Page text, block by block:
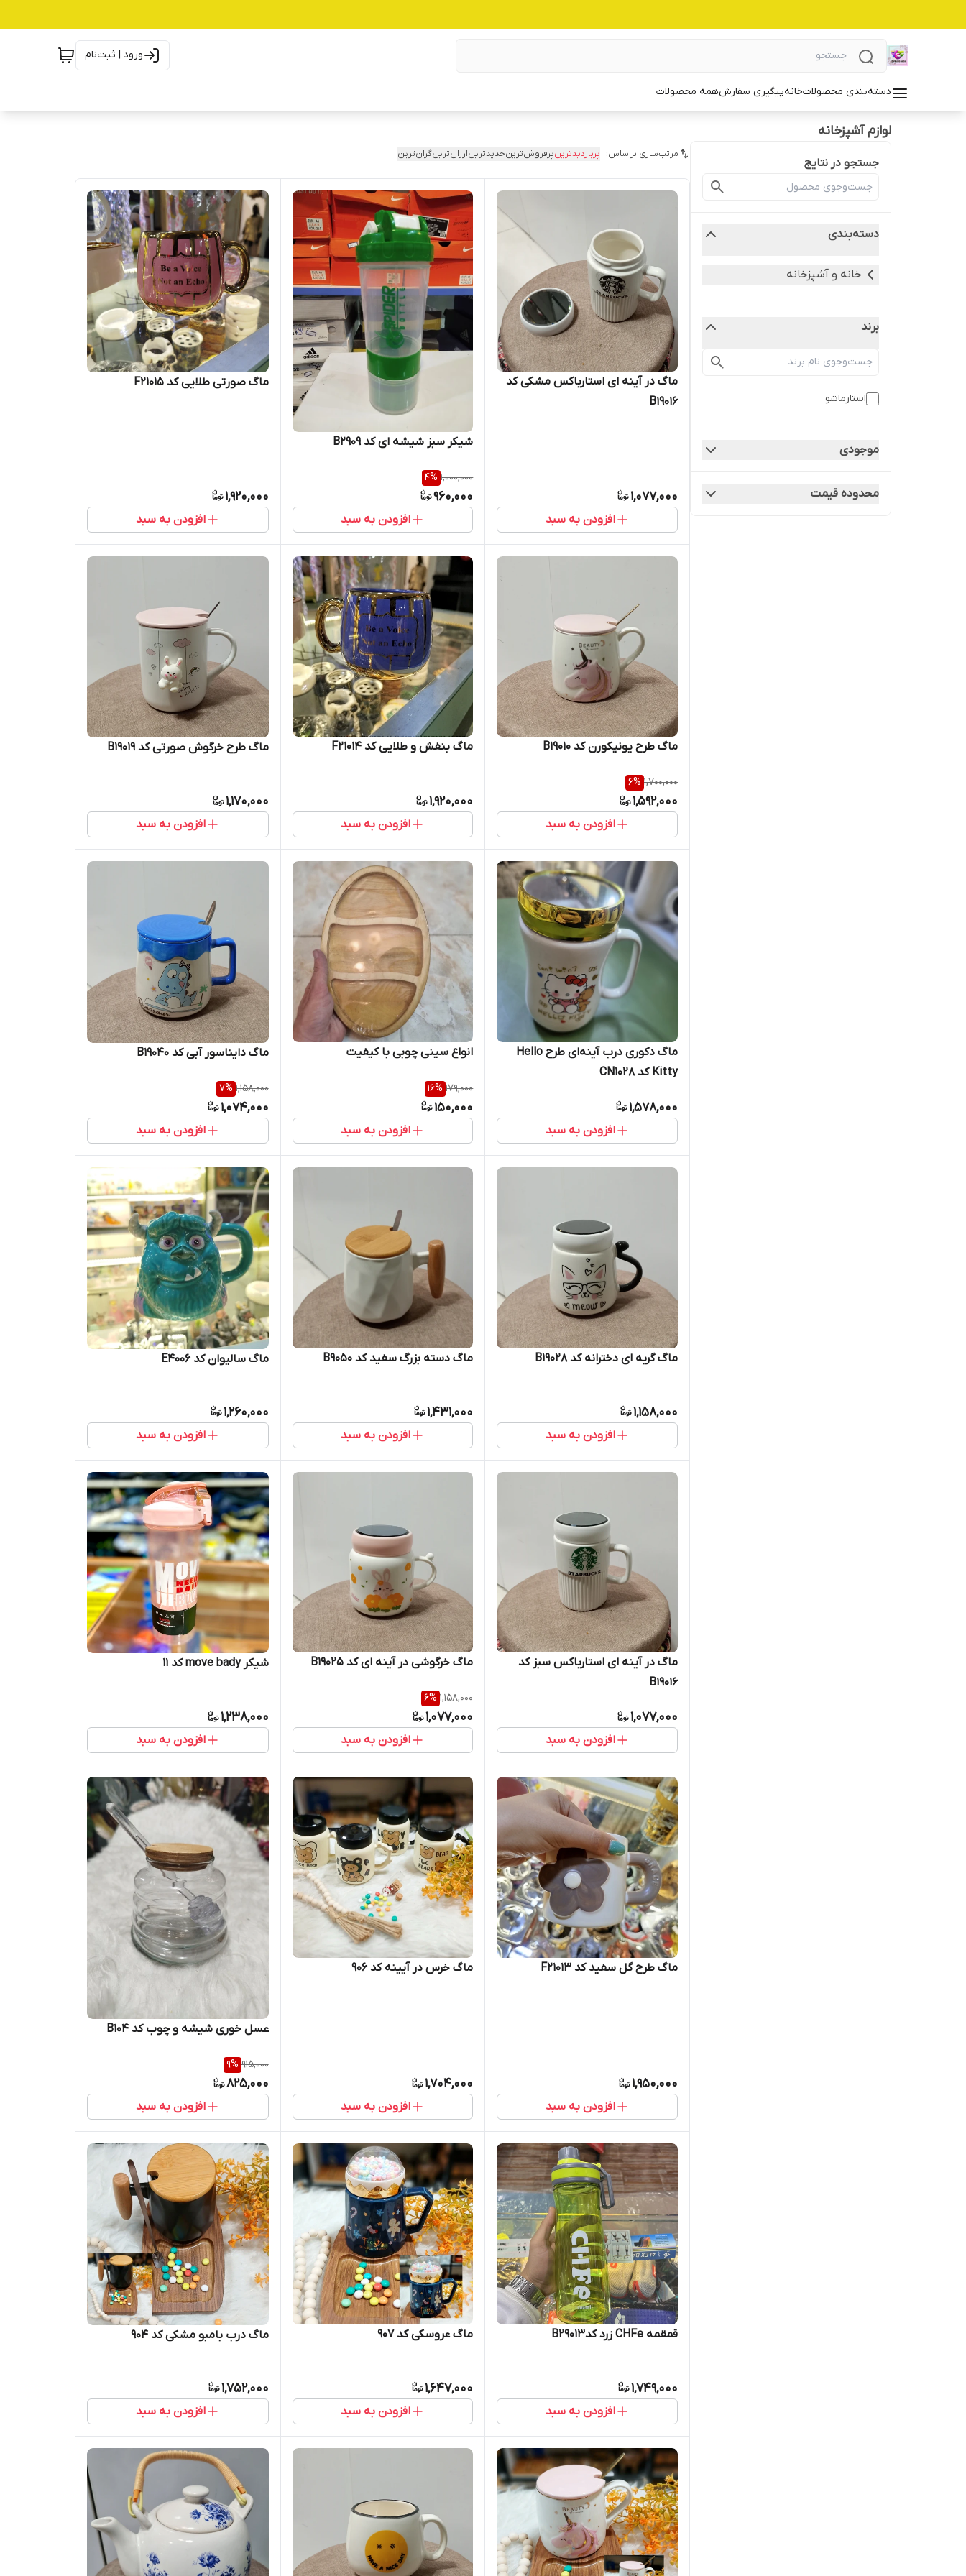
ورود | ثبت‌نام
دسته‌بندی محصولاتخانهپیگیری سفارشهمه محصولات
لوازم آشپزخانه
جستجو در نتایج
دسته‌بندی
خانه و آشپزخانه
برند
استارماشو
موجودی
محدوده قیمت
مرتب‌سازی براساس: پربازدیدترینپرفروش‌ترینجدیدترینارزان‌ترینگران‌ترین
ماگ در آینه ای استارباکس مشکی کد
B19016
1,077,000
افزودن به سبد
شیکر سبز شیشه ای کد B2909
1,000,000
4%
960,000
افزودن به سبد
ماگ صورتی طلایی کد F21015
1,920,000
افزودن به سبد
ماگ طرح یونیکورن کد B19010
1,700,000
6%
1,592,000
افزودن به سبد
ماگ بنفش و طلایی کد F21014
1,920,000
افزودن به سبد
ماگ طرح خرگوش صورتی کد B19019
1,170,000
افزودن به سبد
ماگ دکوری درب آینه‌ای طرح Hello
Kitty کد CN1028
1,578,000
افزودن به سبد
انواع سینی چوبی با کیفیت
179,000
16%
150,000
افزودن به سبد
ماگ دایناسور آبی کد B19040
1,158,000
7%
1,074,000
افزودن به سبد
ماگ گربه ای دخترانه کد B19028
1,158,000
افزودن به سبد
ماگ دسته بزرگ سفید کد B9050
1,431,000
افزودن به سبد
ماگ سالیوان کد E4006
1,260,000
افزودن به سبد
ماگ در آینه ای استارباکس سبز کد
B19016
1,077,000
افزودن به سبد
ماگ خرگوشی در آینه ای کد B19025
1,158,000
6%
1,077,000
افزودن به سبد
شیکر move bady کد ۱۱
1,238,000
افزودن به سبد
ماگ طرح گل سفید کد F21013
1,950,000
افزودن به سبد
ماگ خرس در آیینه کد 906
1,704,000
افزودن به سبد
عسل خوری شیشه و چوب کد B104
915,000
9%
825,000
افزودن به سبد
قمقمه CHFe زرد کدB29013
1,749,000
افزودن به سبد
ماگ عروسکی کد 907
1,647,000
افزودن به سبد
ماگ درب بامبو مشکی کد 904
1,752,000
افزودن به سبد